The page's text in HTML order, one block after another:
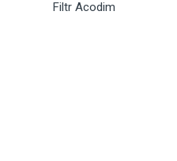
Filtr Acodim